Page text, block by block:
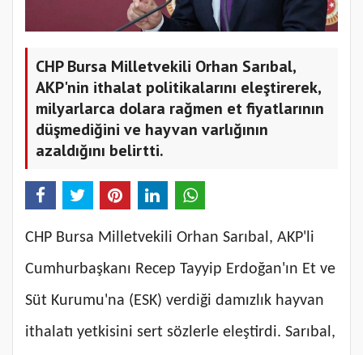
CHP Bursa Milletvekili Orhan Sarıbal,
AKP'nin ithalat politikalarını eleştirerek,
milyarlarca dolara rağmen et fiyatlarının
düşmediğini ve hayvan varlığının
azaldığını belirtti.
CHP Bursa Milletvekili Orhan Sarıbal, AKP'li
Cumhurbaşkanı Recep Tayyip Erdoğan'ın Et ve
Süt Kurumu'na (ESK) verdiği damızlık hayvan
ithalatı yetkisini sert sözlerle eleştirdi. Sarıbal,